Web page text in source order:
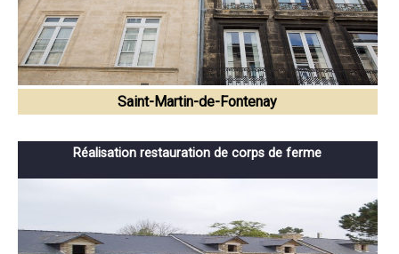
Saint-Martin-de-Fontenay
Réalisation restauration de corps de ferme